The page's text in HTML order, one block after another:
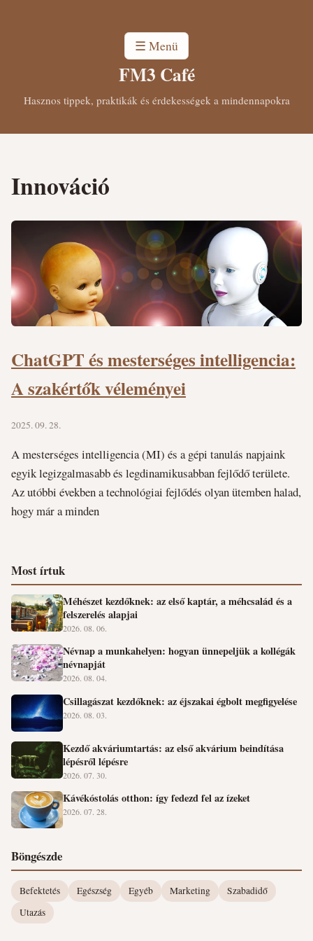
☰ Menü
FM3 Café
Hasznos tippek, praktikák és érdekességek a mindennapokra
Innováció
ChatGPT és mesterséges intelligencia:
A szakértők véleményei
2025. 09. 28.
A mesterséges intelligencia (MI) és a gépi tanulás napjaink
egyik legizgalmasabb és legdinamikusabban fejlődő területe.
Az utóbbi években a technológiai fejlődés olyan ütemben halad,
hogy már a minden
Most írtuk
Méhészet kezdőknek: az első kaptár, a méhcsalád és a
felszerelés alapjai
2026. 08. 06.
Névnap a munkahelyen: hogyan ünnepeljük a kollégák
névnapját
2026. 08. 04.
Csillagászat kezdőknek: az éjszakai égbolt megfigyelése
2026. 08. 03.
Kezdő akváriumtartás: az első akvárium beindítása
lépésről lépésre
2026. 07. 30.
Kávékóstolás otthon: így fedezd fel az ízeket
2026. 07. 28.
Böngészde
Befektetés Egészség Egyéb Marketing
Szabadidő
Utazás